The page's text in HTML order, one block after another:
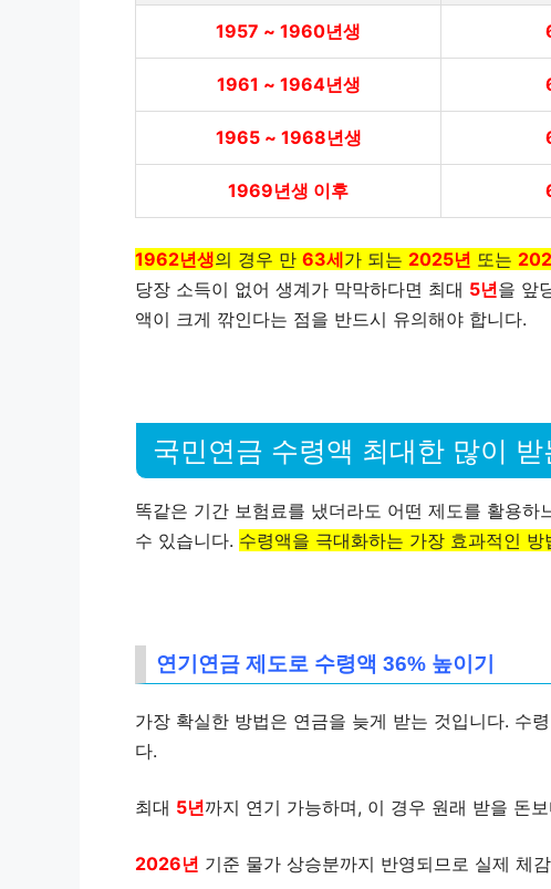
1957 ~ 1960년생
1961 ~ 1964년생
1965 ~ 1968년생
1969년생 이후
1962년생의 경우 만 63세가 되는 2025년 또는
당장 소득이 없어 생계가 막막하다면 최대 5년을 앞
액이 크게 깎인다는 점을 반드시 유의해야 합니다.
국민연금 수령액 최대한 많이 받
똑같은 기간 보험료를 냈더라도 어떤 제도를 활용하
수 있습니다. 수령액을 극대화하는 가장 효과적인 방
연기연금 제도로 수령액 36% 높이기
가장 확실한 방법은 연금을 늦게 받는 것입니다. 수
다.
최대 5년까지 연기 가능하며, 이 경우 원래 받을 돈
2026년 기준 물가 상승분까지 반영되므로 실제 체